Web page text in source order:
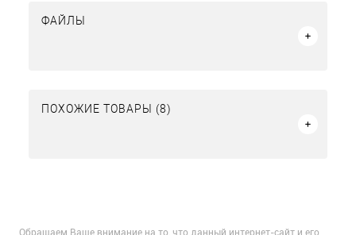
ФАЙЛЫ
ПОХОЖИЕ ТОВАРЫ (8)
Обращаем Ваше внимание на то, что данный интернет-сайт и его